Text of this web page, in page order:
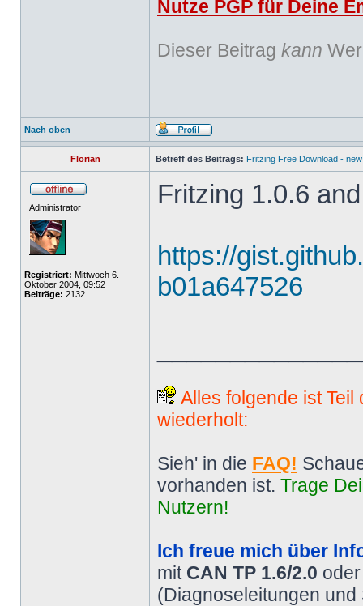
Nutze PGP für Deine
Dieser Beitrag kann
Nach oben
Florian Betreff des Beitrags: Fritzing Free Download -
Administrator
Registriert: Mittwoch 6.
Oktober 2004, 09:52
Beiträge: 2132
Fritzing 1.0.6
https://
b01a647526
Alles folgende ist
wiederholt:
Sieh' in die FAQ!
vorhanden ist. Trage
Nutzern!
Ich freue mich über
mit CAN TP 1.6/2.0
(Diagnoseleitungen